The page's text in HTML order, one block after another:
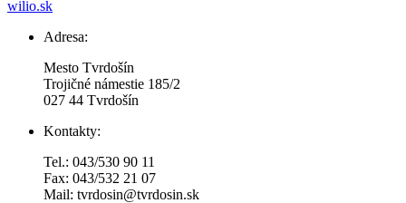
wilio.sk
Adresa:
Mesto Tvrdošín
Trojičné námestie 185/2
027 44 Tvrdošín
Kontakty:
Tel.: 043/530 90 11
Fax: 043/532 21 07
Mail: tvrdosin@tvrdosin.sk